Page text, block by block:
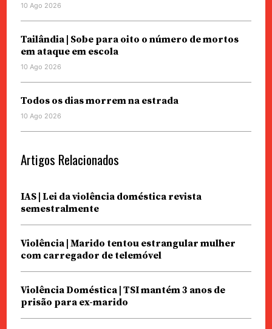
10 Ago 2026
Tailândia | Sobe para oito o número de mortos
em ataque em escola
10 Ago 2026
Todos os dias morrem na estrada
10 Ago 2026
Artigos Relacionados
IAS | Lei da violência doméstica revista
semestralmente
Violência | Marido tentou estrangular mulher
com carregador de telemóvel
Violência Doméstica | TSI mantém 3 anos de
prisão para ex-marido